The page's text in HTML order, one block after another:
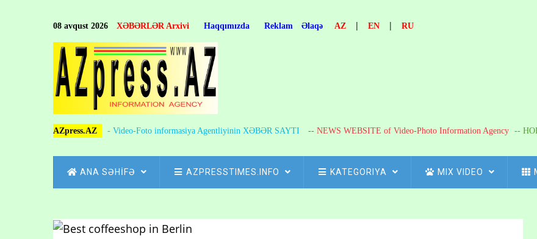
08 avqust 2026 XƏBƏRLƏR Arxivi Haqqımızda Reklam Əlaqə AZ | EN | RU
AZpress.AZ - Video-Foto informasiya Agentliyinin XƏBƏR SAYTI -- NEWS WEBSITE of Video-Photo Information Agency --
MAIN
NAVIGATION
ANA SƏHİFƏ AZPRESSTIMES.INFO KATEGORIYA MIX VIDEO
Breadcrumb